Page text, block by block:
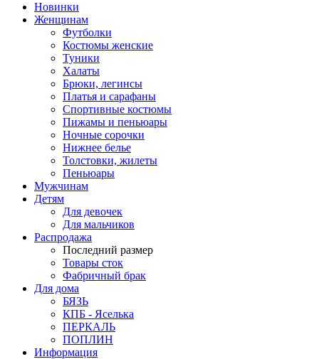
Новинки
Женщинам
Футболки
Костюмы женские
Туники
Халаты
Брюки, легинсы
Платья и сарафаны
Спортивные костюмы
Пижамы и пеньюары
Ночные сорочки
Нижнее белье
Толстовки, жилеты
Пеньюары
Мужчинам
Детям
Для девочек
Для мальчиков
Распродажа
Последний размер
Товары сток
Фабричный брак
Для дома
БЯЗЬ
КПБ - Яселька
ПЕРКАЛЬ
ПОПЛИН
Информация